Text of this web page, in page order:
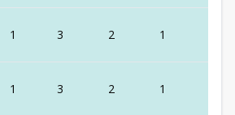
1 3 2 1
1 3 2 1